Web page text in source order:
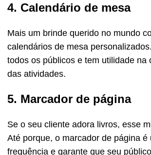
4. Calendário de mesa
Mais um brinde querido no mundo
calendários de mesa
todos os públicos e tem utilidade na
das atividades.
5. Marcador de página
Se o seu cliente adora livros, esse
Até porque, o marcador de página é
frequência e garante que seu